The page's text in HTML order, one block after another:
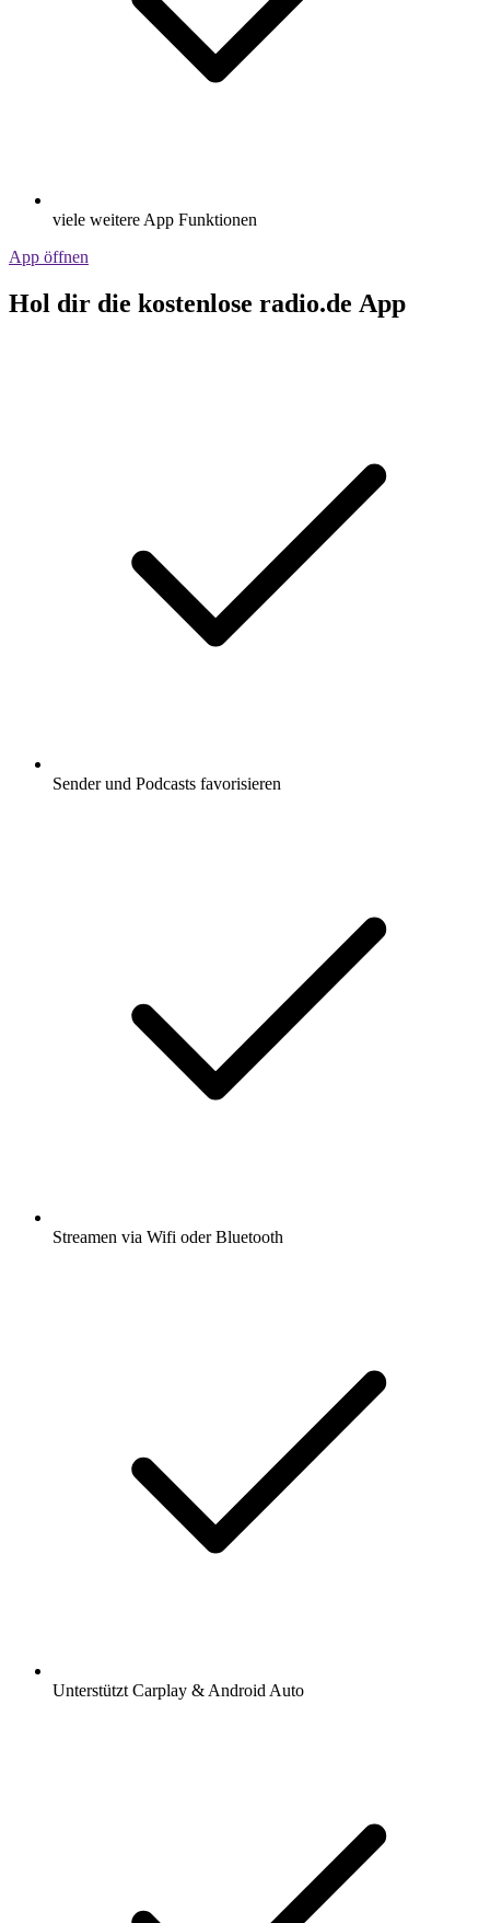
viele weitere App Funktionen
App öffnen
Hol dir die kostenlose radio.de App
Sender und Podcasts favorisieren
Streamen via Wifi oder Bluetooth
Unterstützt Carplay & Android Auto